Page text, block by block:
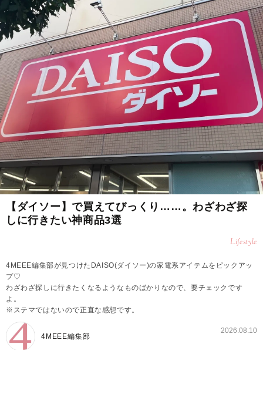
【ダイソー】で買えてびっくり……。わざわざ探
しに行きたい神商品3選
Lifestyle
4MEEE編集部が見つけたDAISO(ダイソー)の家電系アイテムをピックアッ
プ♡
わざわざ探しに行きたくなるようなものばかりなので、要チェックです
よ。
※ステマではないので正直な感想です。
4MEEE編集部
2026.08.10